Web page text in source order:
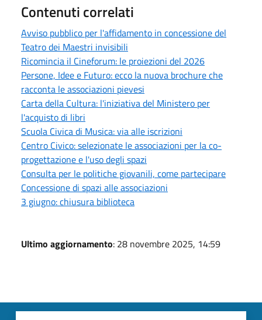
Contenuti correlati
Avviso pubblico per l'affidamento in concessione del
Teatro dei Maestri invisibili
Ricomincia il Cineforum: le proiezioni del 2026
Persone, Idee e Futuro: ecco la nuova brochure che
racconta le associazioni pievesi
Carta della Cultura: l'iniziativa del Ministero per
l'acquisto di libri
Scuola Civica di Musica: via alle iscrizioni
Centro Civico: selezionate le associazioni per la co-
progettazione e l'uso degli spazi
Consulta per le politiche giovanili, come partecipare
Concessione di spazi alle associazioni
3 giugno: chiusura biblioteca
Ultimo aggiornamento: 28 novembre 2025, 14:59